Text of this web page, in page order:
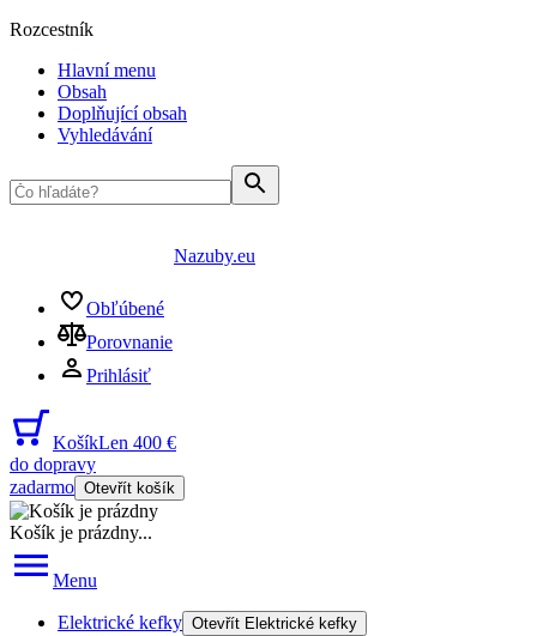
Rozcestník
Hlavní menu
Obsah
Doplňující obsah
Vyhledávání
Nazuby.eu
Obľúbené
Porovnanie
Prihlásiť
KošíkLen 400 €
do dopravy
zadarmo Otevřít košík
Košík je prázdny...
Menu
Elektrické kefky Otevřít Elektrické kefky